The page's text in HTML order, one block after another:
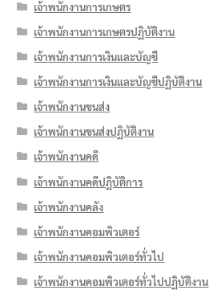
เจ้าพนักงานการเกษตร
เจ้าพนักงานการเกษตรปฏิบัติงาน
เจ้าพนักงานการเงินและบัญชี
เจ้าพนักงานการเงินและบัญชีปฏิบัติงาน
เจ้าพนักงานขนส่ง
เจ้าพนักงานขนส่งปฏิบัติงาน
เจ้าพนักงานคดี
เจ้าพนักงานคดีปฏิบัติการ
เจ้าพนักงานคลัง
เจ้าพนักงานคอมพิวเตอร์
เจ้าพนักงานคอมพิวเตอร์ทั่วไป
เจ้าพนักงานคอมพิวเตอร์ทั่วไปปฏิบัติงาน